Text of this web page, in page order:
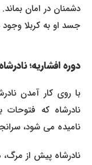
دشمنان در امان بماند.
جسد او به کربلا وجود
دوره افشاریه؛
با روی کار آمدن
نادرشاه که فتوحات
نامیده می شود،
نادرشاه پیش از مرگ،